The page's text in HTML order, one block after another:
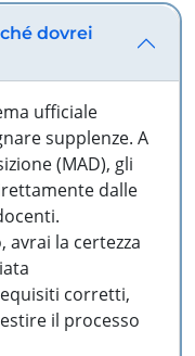
dovrei
ufficiale
supplenze. A
(MAD), gli
dalle
avrai la certezza
corretti,
il processo